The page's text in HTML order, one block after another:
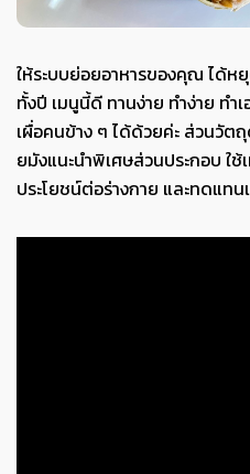
ให้ระบบย่อยอาหารของคุณ ได้
ทั้งปี เมนูนี้ดี ทานง่าย ทำง่าย ทำ
เผื่อคนข้าง ๆ ได้ด้วยค่ะ ส่วนวัต
ยมังแนะนำพิเศษส่วนประกอบ ใช้
ประโยชน์ต่อร่างกาย และทดแท